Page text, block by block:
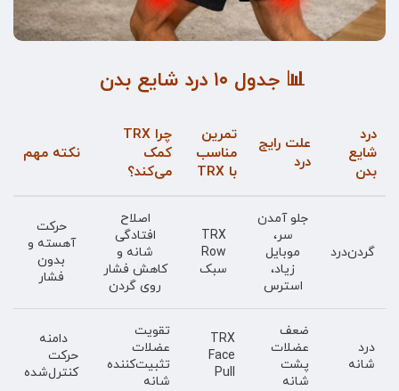
📊 جدول ۱۰ درد شایع بدن
درد
شایع
بدن
علت رایج
درد
تمرین
مناسب
با TRX
چرا TRX
کمک
می‌کند؟
نکته مهم
گردن‌درد
جلو آمدن
سر،
موبایل
زیاد،
استرس
TRX
Row
سبک
اصلاح
افتادگی
شانه و
کاهش فشار
روی گردن
حرکت
آهسته و
بدون
فشار
درد
شانه
ضعف
عضلات
پشت
شانه
TRX
Face
Pull
تقویت
عضلات
تثبیت‌کننده
شانه
دامنه
حرکت
کنترل‌شده